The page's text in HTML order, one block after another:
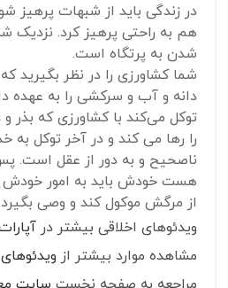
در زندگی باید از شبهات پرهیز
هم به راحتی پرهیز کرد. نزدیک
شدن به پرتگاه است.
شما کشاورزی را در نظر بگیرید
دانه و آب و سرکشی را به عهده
توکل می‌کند با کشاورزی که بذر
ناصحیح و به دور از عقل است.
هست خودش باید به امور خودش
از مرگش موکول کند و وصی
ویدئوهای اخلاقی بیشتر در
مشاهده موارد بیشتر از
مراجعه به صفحه نخست سایت